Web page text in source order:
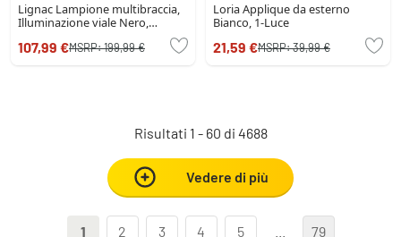
Lignac Lampione multibraccia,
Illuminazione viale Nero,
107,99 €MSRP:199,99 €
Loria Applique da esterno
Bianco, 1-Luce
21,59 €MSRP:39,99 €
Risultati 1 - 60 di 4688
Vedere di più
1 2 3 4 5 79